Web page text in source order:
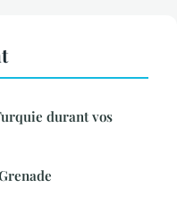
durant vos